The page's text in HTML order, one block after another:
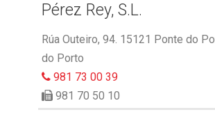
Pérez Rey, S.L.
Rúa Outeiro, 94. 15121 Ponte do
do Porto
981 73 00 39
981 70 50 10